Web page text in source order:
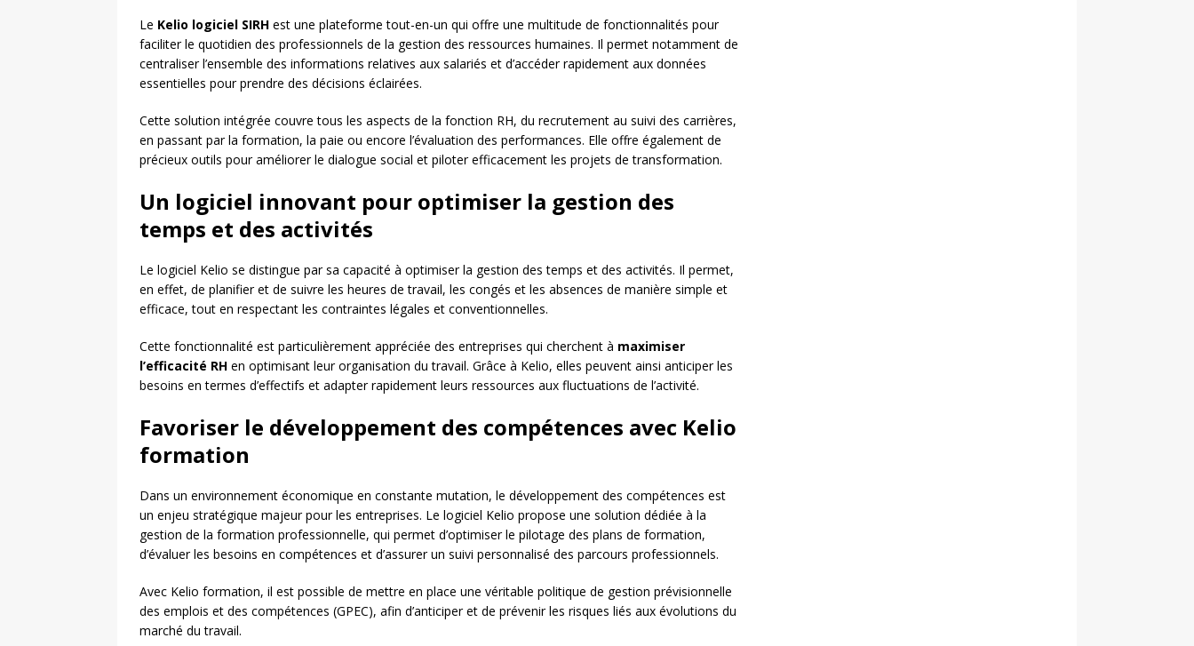
Le Kelio logiciel SIRH est une plateforme tout-en-un qui offre une multitude de fonctionnalités pour
faciliter le quotidien des professionnels de la gestion des ressources humaines. Il permet notamment de
centraliser l’ensemble des informations relatives aux salariés et d’accéder rapidement aux données
essentielles pour prendre des décisions éclairées.
Cette solution intégrée couvre tous les aspects de la fonction RH, du recrutement au suivi des carrières,
en passant par la formation, la paie ou encore l’évaluation des performances. Elle offre également de
précieux outils pour améliorer le dialogue social et piloter efficacement les projets de transformation.
Un logiciel innovant pour optimiser la gestion des
temps et des activités
Le logiciel Kelio se distingue par sa capacité à optimiser la gestion des temps et des activités. Il permet,
en effet, de planifier et de suivre les heures de travail, les congés et les absences de manière simple et
efficace, tout en respectant les contraintes légales et conventionnelles.
Cette fonctionnalité est particulièrement appréciée des entreprises qui cherchent à maximiser
l’efficacité RH en optimisant leur organisation du travail. Grâce à Kelio, elles peuvent ainsi anticiper les
besoins en termes d’effectifs et adapter rapidement leurs ressources aux fluctuations de l’activité.
Favoriser le développement des compétences avec Kelio
formation
Dans un environnement économique en constante mutation, le développement des compétences est
un enjeu stratégique majeur pour les entreprises. Le logiciel Kelio propose une solution dédiée à la
gestion de la formation professionnelle, qui permet d’optimiser le pilotage des plans de formation,
d’évaluer les besoins en compétences et d’assurer un suivi personnalisé des parcours professionnels.
Avec Kelio formation, il est possible de mettre en place une véritable politique de gestion prévisionnelle
des emplois et des compétences (GPEC), afin d’anticiper et de prévenir les risques liés aux évolutions du
marché du travail.